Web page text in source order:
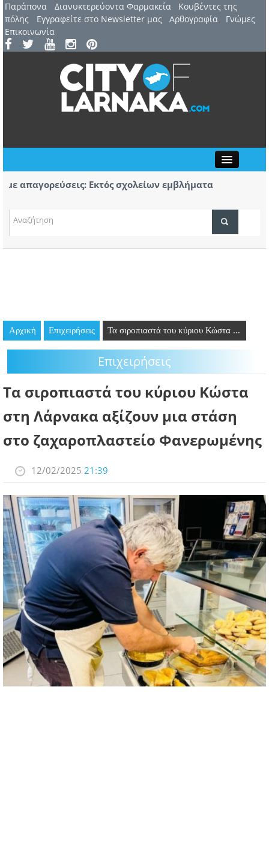
Παράπονα Διανυκτερεύοντα Φαρμακεία
Kουβέντες της
πόλης
Εγγραφείτε στο Newsletter μας Αρθογραφία
Γνώμες
Επικοινωνία
ΤΟΠΙΚΑ ΝΕΑ
ΘΕΣΕΙΣ ΕΡΓΑΣΙΑΣ
ΠΡΟΣΩΠΑ
ΛΑΡΝΑΚΑ 2030
Εκτός σχολείων εμβλήματα
Αυγούστου: 44ο Φεστιβάλ Λευκάρων – Έναρξη /
Αρχική Επιχειρήσεις Τα σιροπιαστά του κύριου Κώστα ...
Επιχειρήσεις
Τα σιροπιαστά του κύριου Κώστα
στη Λάρνακα αξίζουν μια στάση
στο ζαχαροπλαστείο Φανερωμένης
12/02/2025 21:39